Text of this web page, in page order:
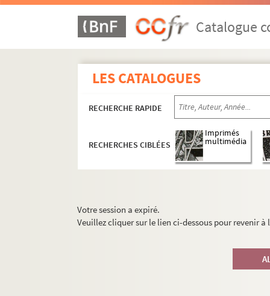
Catalogue
LES CATALOGUES
RECHERCHE RAPIDE
RECHERCHES CIBLÉES
Imprimés
multimédia
Votre session a expiré.
Veuillez cliquer sur le lien ci-dessous pour revenir